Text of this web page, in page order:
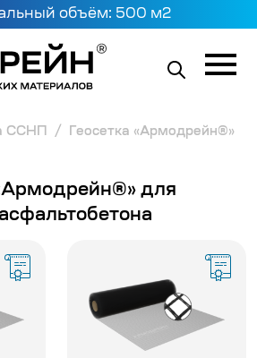
ССНП Геосетка «Армодрейн®»
для
объём: 500 м2